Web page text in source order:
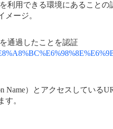
利用できる環境にあることの
ージ。
通過したことを認証
Name）とアクセスしている
す。